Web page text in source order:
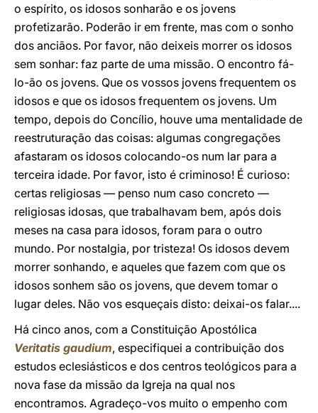
o espírito, os idosos sonharão e os jovens
profetizarão. Poderão ir em frente, mas com o sonho
dos anciãos. Por favor, não deixeis morrer os idosos
sem sonhar: faz parte de uma missão. O encontro fá-
lo-ão os jovens. Que os vossos jovens frequentem os
idosos e que os idosos frequentem os jovens. Um
tempo, depois do Concílio, houve uma mentalidade de
reestruturação das coisas: algumas congregações
afastaram os idosos colocando-os num lar para a
terceira idade. Por favor, isto é criminoso! É curioso:
certas religiosas — penso num caso concreto —
religiosas idosas, que trabalhavam bem, após dois
meses na casa para idosos, foram para o outro
mundo. Por nostalgia, por tristeza! Os idosos devem
morrer sonhando, e aqueles que fazem com que os
idosos sonhem são os jovens, que devem tomar o
lugar deles. Não vos esqueçais disto: deixai-os falar....
Há cinco anos, com a Constituição Apostólica
Veritatis gaudium, especifiquei a contribuição dos
estudos eclesiásticos e dos centros teológicos para a
nova fase da missão da Igreja na qual nos
encontramos. Agradeço-vos muito o empenho com